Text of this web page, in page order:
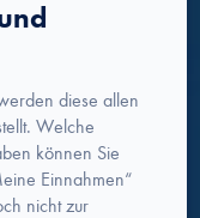
diese allen
Welche
können Sie
Einnahmen“
nicht zur